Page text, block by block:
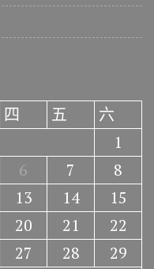
四 五
六
1
6 7
8
13 14
15
20 21
22
27 28
29